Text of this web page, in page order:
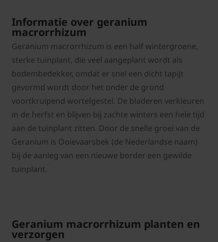
Informatie over geranium
macrorrhizum
Geranium macrorrhizum is een half wintergroene,
sterke tuinplant, die veel aangeplant wordt als
bodembedekker, omdat er snel een dicht tapijt
gevormd wordt door het onder de grond
voortkruipend wortelgestel. De bladeren verkleuren
in de herfst en blijven bij zachte winters een hele tijd
aan de tuinplant zitten. Door de snelle groei van de
Geranium is Ooievaarsbek (de Nederlandse naam)
bij de aanleg van een nieuwe border een gewilde
tuinplant.
Geranium macrorrhizum planten en
verzorgen